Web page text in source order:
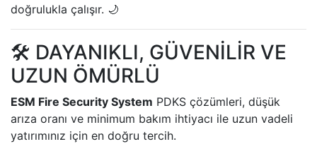
doğrulukla çalışır. 🌙
🛠️ DAYANIKLI, GÜVENİLİR VE
UZUN ÖMÜRLÜ
ESM Fire Security System PDKS çözümleri, düşük
arıza oranı ve minimum bakım ihtiyacı ile uzun vadeli
yatırımınız için en doğru tercih.